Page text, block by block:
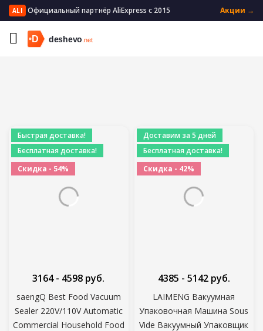
ALI Официальный партнёр AliExpress с 2015 Акции →
Главная Бытовая техника
Вакуумные упаковщики
Быстрая доставка!
Бесплатная доставка!
Скидка - 54%
saengQ Best Food Vacuum
Sealer 220V/110V Automatic
Commercial Household Food
3164 - 4598 руб.
Доставим за 5 дней
Бесплатная доставка!
Скидка - 42%
LAIMENG Вакуумная
Упаковочная Машина Sous
Vide Вакуумный Упаковщик
4385 - 5142 руб.